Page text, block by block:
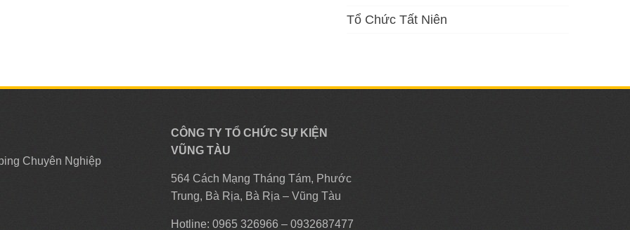
Tổ Chức Tất Niên
Chuyên Nghiệp
CÔNG TY TỔ CHỨC SỰ KIỆN
VŨNG TÀU
564 Cách Mạng Tháng Tám, Phước
Trung, Bà Rịa, Bà Rịa – Vũng Tàu
Hotline: 0965 326966 – 0932687477